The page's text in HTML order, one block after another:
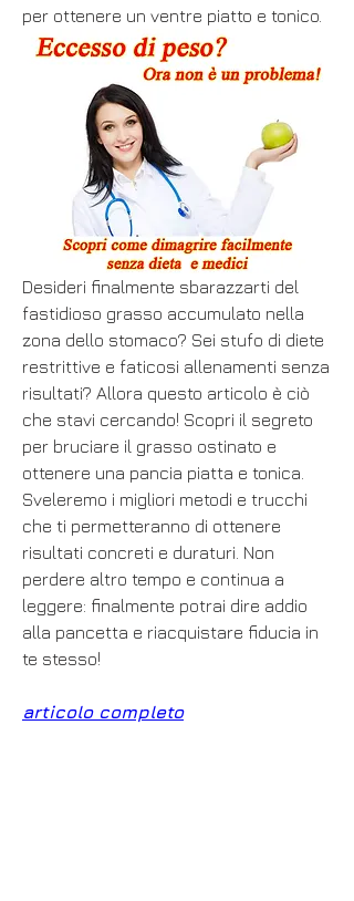
per ottenere un ventre piatto e tonico.
Desideri finalmente sbarazzarti del
fastidioso grasso accumulato nella
zona dello stomaco? Sei stufo di diete
restrittive e faticosi allenamenti senza
risultati? Allora questo articolo è ciò
che stavi cercando! Scopri il segreto
per bruciare il grasso ostinato e
ottenere una pancia piatta e tonica.
Sveleremo i migliori metodi e trucchi
che ti permetteranno di ottenere
risultati concreti e duraturi. Non
perdere altro tempo e continua a
leggere: finalmente potrai dire addio
alla pancetta e riacquistare fiducia in
te stesso!
articolo completo